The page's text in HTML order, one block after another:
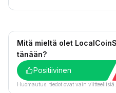
Mitä mieltä olet
tänään?
Positiivinen
Huomautus: tiedot ovat vain viitteellisiä.